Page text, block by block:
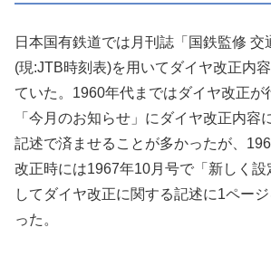
日本国有鉄道では月刊誌「国鉄監修 交
(現:JTB時刻表)を用いてダイヤ改正内
ていた。1960年代まではダイヤ改正が
「今月のお知らせ」にダイヤ改正内容
記述で済ませることが多かったが、
改正時には1967年10月号で「新しく設
してダイヤ改正に関する記述に1ペー
った。